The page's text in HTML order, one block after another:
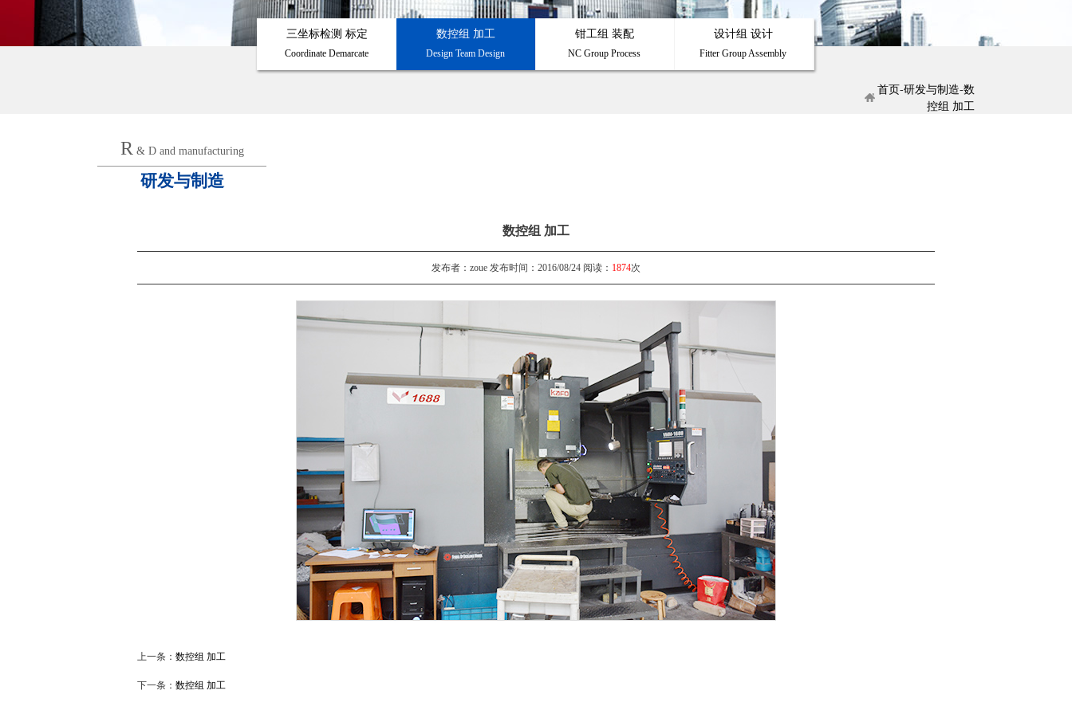
三坐标检测 标定
Coordinate Demarcate
数控组 加工
Design Team Design
钳工组 装配
NC Group Process
设计组 设计
Fitter Group Assembly
首页-研发与制造-数
控组 加工
R& D and manufacturing
研发与制造
数控组 加工
发布者：zoue 发布时间：2016/08/24 阅读： 1874次
上一条： 数控组 加工
下一条： 数控组 加工